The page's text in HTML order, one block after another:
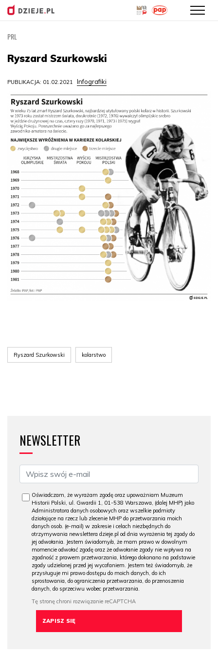
PRL
Ryszard Szurkowski
PUBLIKACJA: 01.02.2021 Infografiki
Ryszard Szurkowski kolarstwo
NEWSLETTER
Oświadczam, że wyrażam zgodę oraz upoważniam Muzeum
Historii Polski, ul. Gwardii 1, 01-538 Warszawa, (dalej MHP) jako
Administratora danych osobowych oraz wszelkie podmioty
działające na rzecz lub zlecenie MHP do przetwarzania moich
danych osob. (e-mail) w zakresie i celach niezbędnych do
otrzymywania newslettera dzieje.pl od dnia wyrażenia tej zgody do
jej odwołania. Jestem świadomy/a, że mam prawo w dowolnym
momencie odwołać zgodę oraz że odwołanie zgody nie wpływa na
zgodność z prawem przetwarzania, którego dokonano na podstawie
zgody udzielonej przed jej wycofaniem. Jestem też świadomy/a, że
przysługuje mi prawo dostępu do moich danych, do ich
sprostowania, do ograniczenia przetwarzania, do przenoszenia
danych, do sprzeciwu wobec przetwarzania.